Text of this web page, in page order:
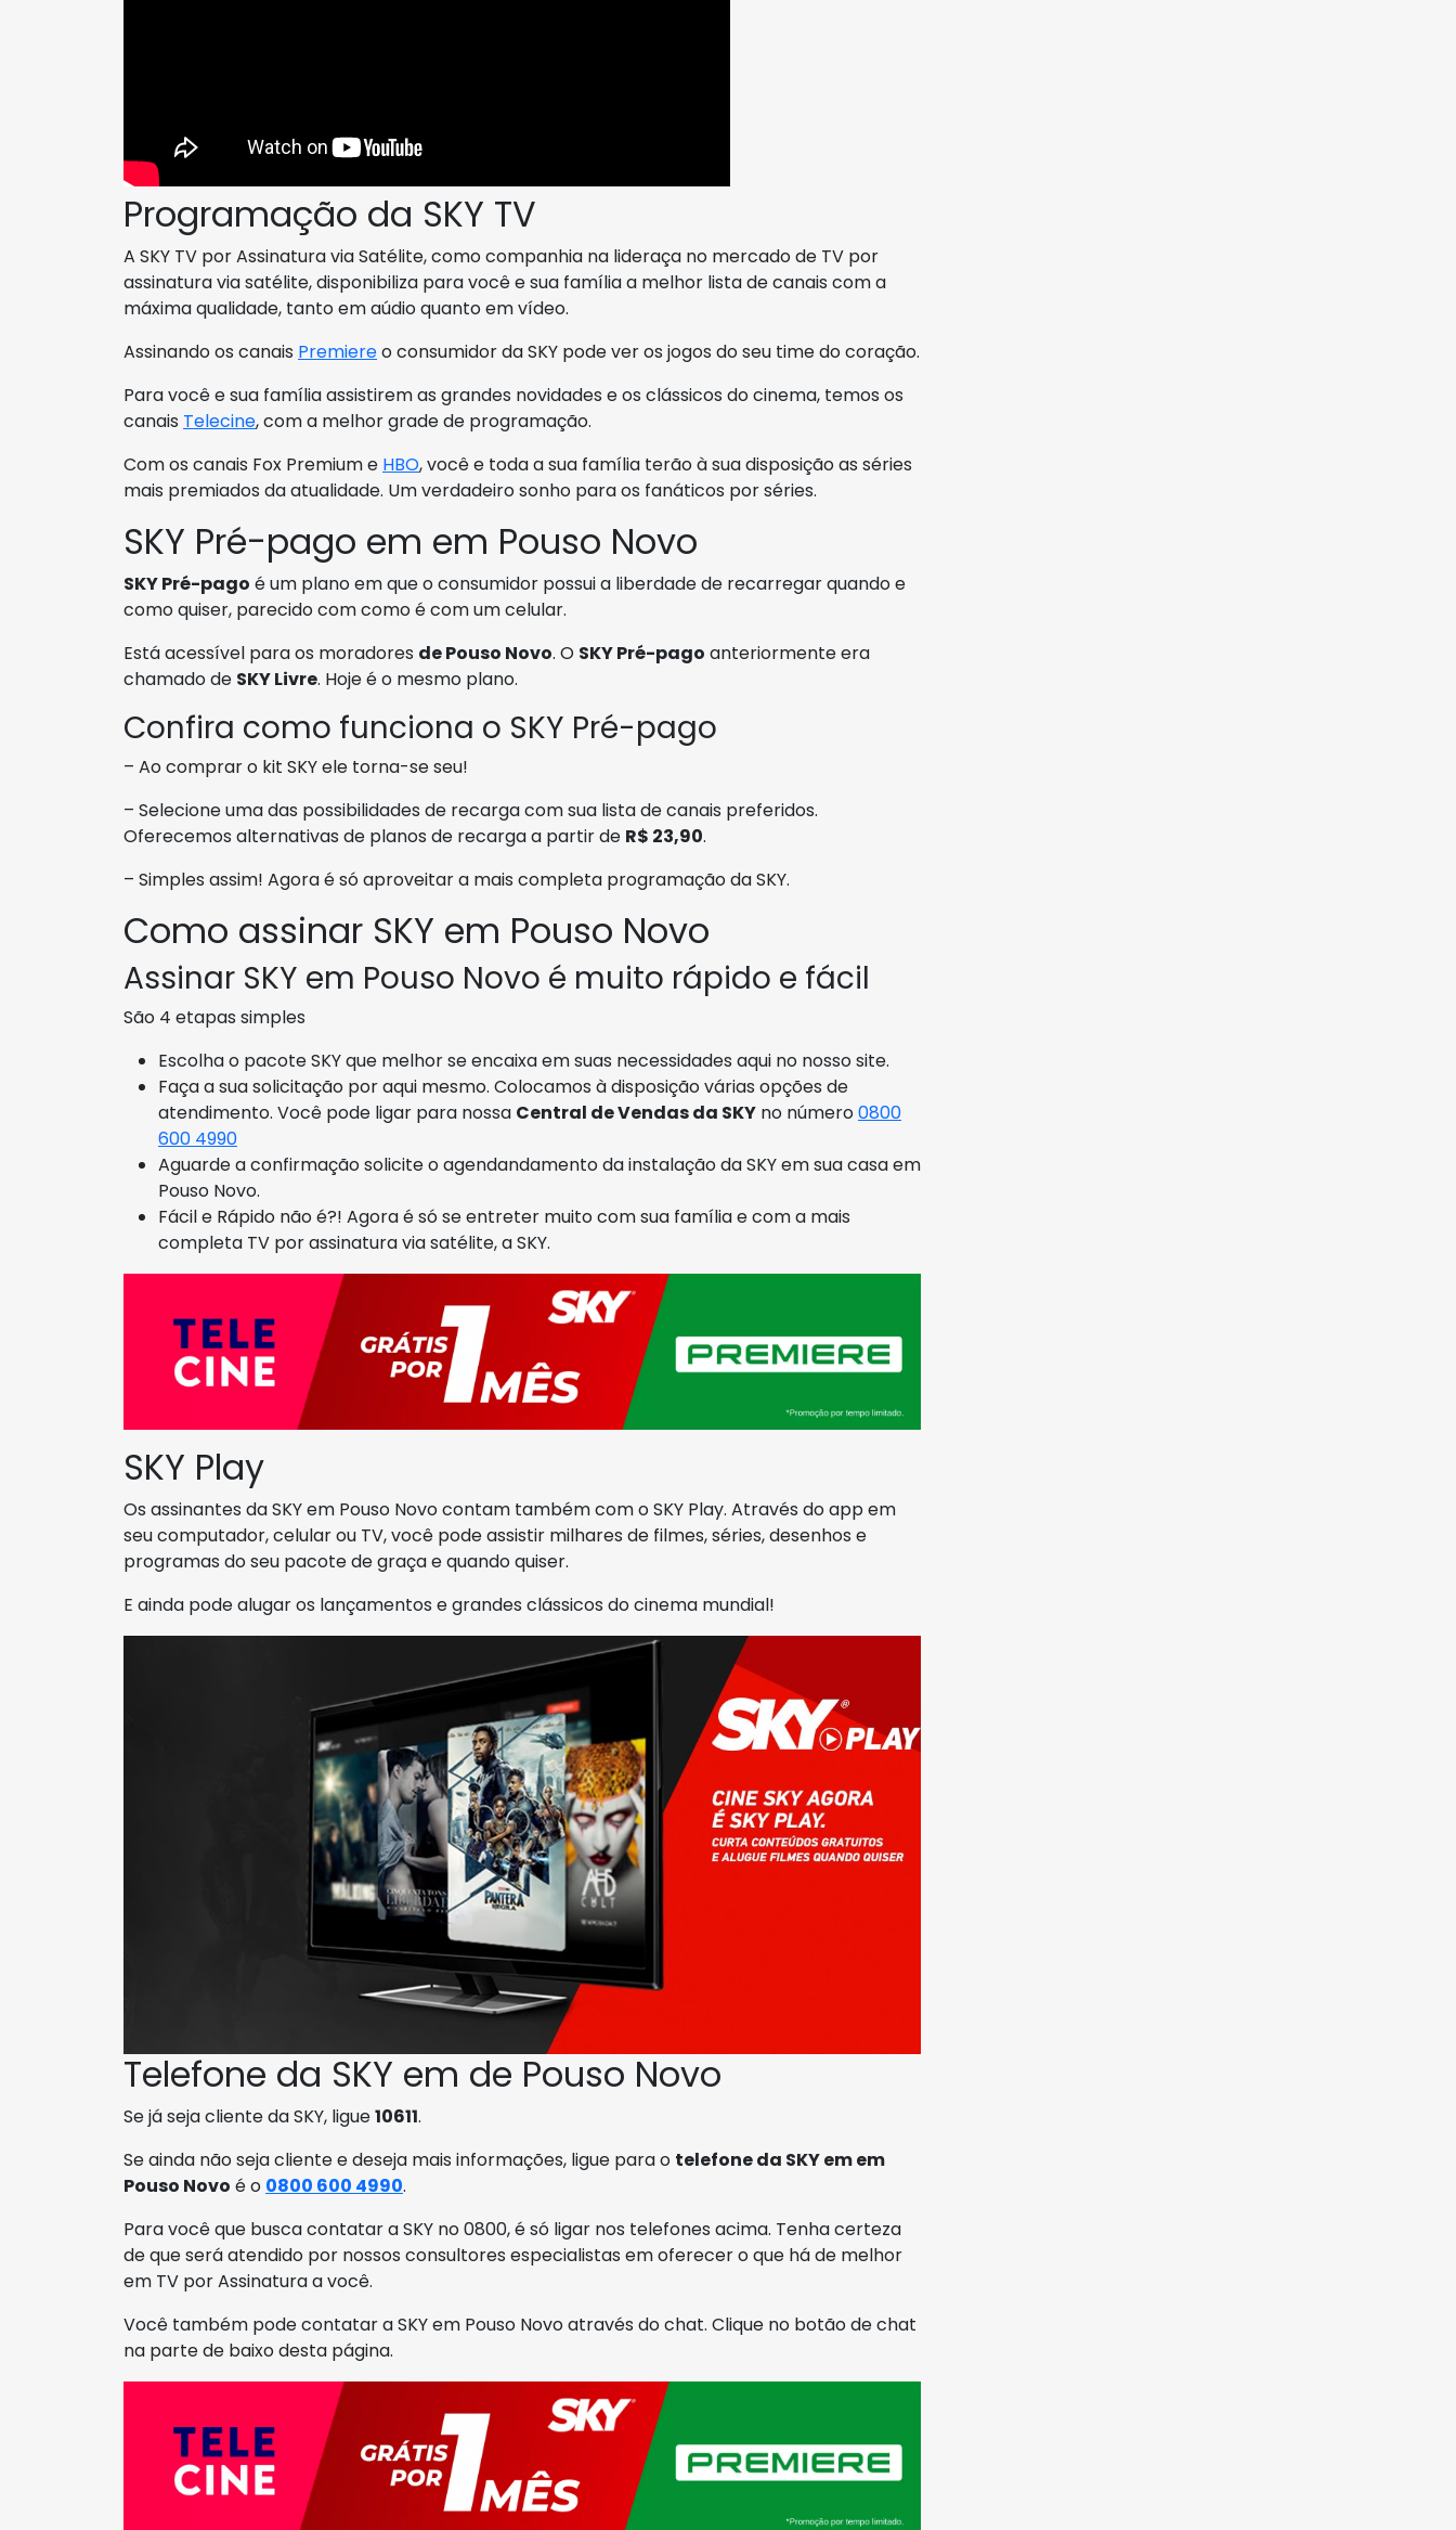
Programação da SKY TV
A SKY TV por Assinatura via Satélite, como companhia na lideraça no mercado de TV por
assinatura via satélite, disponibiliza para você e sua família a melhor lista de canais com a
máxima qualidade, tanto em aúdio quanto em vídeo.
Assinando os canais Premiereo consumidor da SKY pode ver os jogos do seu time do coração.
Para você e sua família assistirem as grandes novidades e os clássicos do cinema, temos os
canais Telecine, com a melhor grade de programação.
Com os canais Fox Premium e HBO, você e toda a sua família terão à sua disposição as séries
mais premiados da atualidade. Um verdadeiro sonho para os fanáticos por séries.
SKY Pré-pago em em Pouso Novo
SKY Pré-pago é um plano em que o consumidor possui a liberdade de recarregar quando e
como quiser, parecido com como é com um celular.
Está acessível para os moradores de Pouso Novo. O SKY Pré-pago anteriormente era
chamado de SKY Livre. Hoje é o mesmo plano.
Confira como funciona o SKY Pré-pago
– Ao comprar o kit SKY ele torna-se seu!
– Selecione uma das possibilidades de recarga com sua lista de canais preferidos.
Oferecemos alternativas de planos de recarga a partir de R$ 23,90.
– Simples assim! Agora é só aproveitar a mais completa programação da SKY.
Como assinar SKY em Pouso Novo
Assinar SKY em Pouso Novo é muito rápido e fácil
São 4 etapas simples
Escolha o pacote SKY que melhor se encaixa em suas necessidades aqui no nosso site.
Faça a sua solicitação por aqui mesmo. Colocamos à disposição várias opções de
atendimento. Você pode ligar para nossa Central de Vendas da SKY no número0800
600 4990
Aguarde a confirmação solicite o agendandamento da instalação da SKY em sua casa em
Pouso Novo.
Fácil e Rápido não é?! Agora é só se entreter muito com sua família e com a mais
completa TV por assinatura via satélite, a SKY.
SKY Play
Os assinantes da SKY em Pouso Novo contam também com o SKY Play. Através do app em
seu computador, celular ou TV, você pode assistir milhares de filmes, séries, desenhos e
programas do seu pacote de graça e quando quiser.
E ainda pode alugar os lançamentos e grandes clássicos do cinema mundial!
Telefone da SKY em de Pouso Novo
Se já seja cliente da SKY, ligue10611.
Se ainda não seja cliente e deseja mais informações, ligue para o telefone da SKY em em
Pouso Novo é o 0800 600 4990.
Para você que busca contatar a SKY no 0800, é só ligar nos telefones acima. Tenha certeza
de que será atendido por nossos consultores especialistas em oferecer o que há de melhor
em TV por Assinatura a você.
Você também pode contatar a SKY em Pouso Novo através do chat. Clique no botão de chat
na parte de baixo desta página.